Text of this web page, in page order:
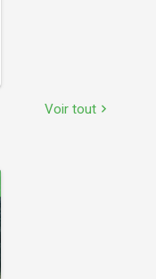
Voir tout chevron_right